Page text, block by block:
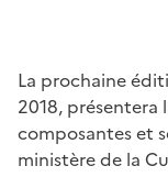
La prochaine
2018, présentera
composantes et
ministère de la